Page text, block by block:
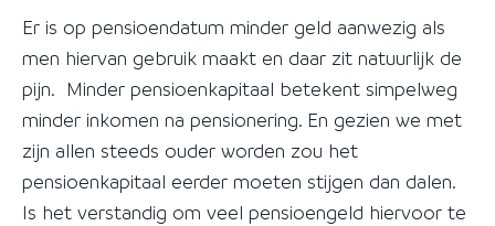
Er is op pensioendatum minder geld aanwezig als
men hiervan gebruik maakt en daar zit natuurlijk de
pijn. Minder pensioenkapitaal betekent simpelweg
minder inkomen na pensionering. En gezien we met
zijn allen steeds ouder worden zou het
pensioenkapitaal eerder moeten stijgen dan dalen.
Is het verstandig om veel pensioengeld hiervoor te